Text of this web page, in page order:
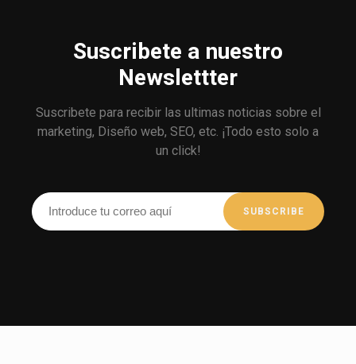
Suscribete a nuestro
Newslettter
Suscribete para recibir las ultimas noticias sobre el
marketing, Diseño web, SEO, etc. ¡Todo esto solo a
un click!